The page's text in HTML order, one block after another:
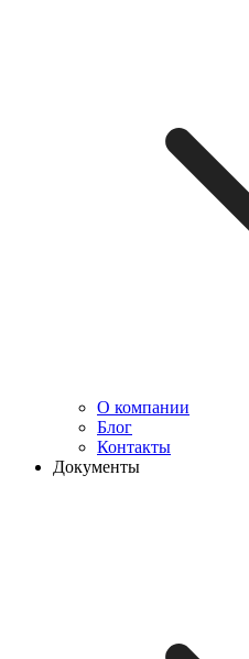
О компании
Блог
Контакты
Документы